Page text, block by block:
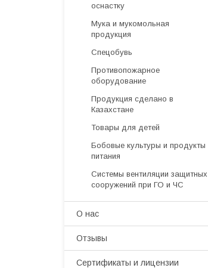
оснастку
Мука и мукомольная
продукция
Спецобувь
Противопожарное
оборудование
Продукция сделано в
Казахстане
Товары для детей
Бобовые культуры и продукты
питания
Системы вентиляции защитных
сооружений при ГО и ЧС
О нас
Отзывы
Сертификаты и лицензии